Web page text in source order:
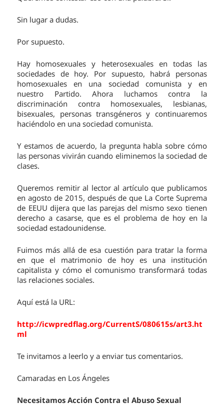
Sin lugar a dudas.
Por supuesto.
Hay homosexuales y heterosexuales en todas las
sociedades de hoy. Por supuesto, habrá personas
homosexuales en una sociedad comunista y en
nuestro Partido. Ahora luchamos contra la
discriminación contra homosexuales, lesbianas,
bisexuales, personas transgéneros y continuaremos
haciéndolo en una sociedad comunista.
Y estamos de acuerdo, la pregunta habla sobre cómo
las personas vivirán cuando eliminemos la sociedad de
clases.
Queremos remitir al lector al artículo que publicamos
en agosto de 2015, después de que La Corte Suprema
de EEUU dijera que las parejas del mismo sexo tienen
derecho a casarse, que es el problema de hoy en la
sociedad estadounidense.
Fuimos más allá de esa cuestión para tratar la forma
en que el matrimonio de hoy es una institución
capitalista y cómo el comunismo transformará todas
las relaciones sociales.
Aquí está la URL:
http://icwpredflag.org/CurrentS/080615s/art3.ht
ml
Te invitamos a leerlo y a enviar tus comentarios.
Camaradas en Los Ángeles
Necesitamos Acción Contra el Abuso Sexual